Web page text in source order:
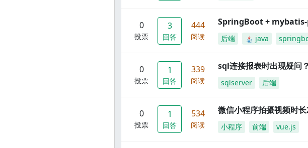
0
投票
3
回答
444
阅读
SpringBoot + mybatis-
后端 java
0
投票
1
回答
339
阅读
sql连接报表时出现疑问？
sqlserver 后端
0
投票
1
回答
534
阅读
微信小程序拍摄视频时
小程序 前端 vue.js